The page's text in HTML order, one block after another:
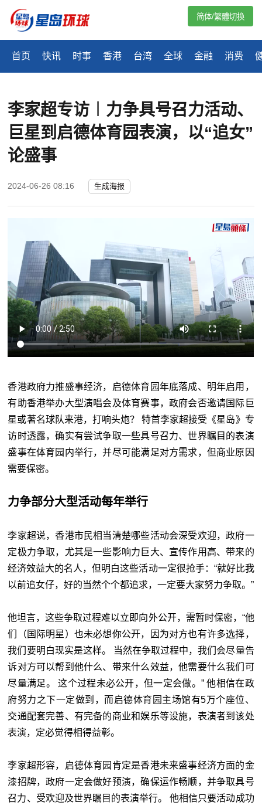
首页 快讯 时事 香港 台湾 全球 金融 消费
简体/繁體切換
李家超专访︱力争具号召力活动、
巨星到启德体育园表演，以“追女”
论盛事
2024-06-26 08:16 生成海报
香港政府力推盛事经济，启德体育园年底落成、明年启用，
有助香港举办大型演唱会及体育赛事，政府会否邀请国际巨
星或著名球队来港，打响头炮？ 特首李家超接受《星岛》专
访时透露，确实有尝试争取一些具号召力、世界瞩目的表演
盛事在体育园内举行，并尽可能满足对方需求，但商业原因
需要保密。
力争部分大型活动每年举行
李家超说，香港市民相当清楚哪些活动会深受欢迎，政府一
定极力争取，尤其是一些影响力巨大、宣传作用高、带来的
经济效益大的名人，但明白这些活动一定很抢手：“就好比我
以前追女仔，好的当然个个都追求，一定要大家努力争取。”
他坦言，这些争取过程难以立即向外公开，需暂时保密，“他
们（国际明星）也未必想你公开，因为对方也有许多选择，
我们要明白现实是这样。 当然在争取过程中，我们会尽量告
诉对方可以帮到他什么、带来什么效益，他需要什么我们可
尽量满足。 这个过程未必公开，但一定会做。” 他相信在政
府努力之下一定做到，而启德体育园主场馆有5万个座位、
交通配套完善、有完备的商业和娱乐等设施，表演者到该处
表演，定必觉得相得益彰。
李家超形容，启德体育园肯定是香港未来盛事经济方面的金
漆招牌，政府一定会做好预演，确保运作畅顺，并争取具号
召力、受欢迎及世界瞩目的表演举行。 他相信只要活动成功